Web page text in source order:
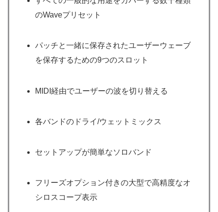
のWaveプリセット
パッチと一緒に保存されたユーザーウェーブ
を保存するための9つのスロット
MIDI経由でユーザーの波を切り替える
各バンドのドライ/ウェットミックス
セットアップが簡単なソロバンド
フリーズオプション付きの大型で高精度なオ
シロスコープ表示